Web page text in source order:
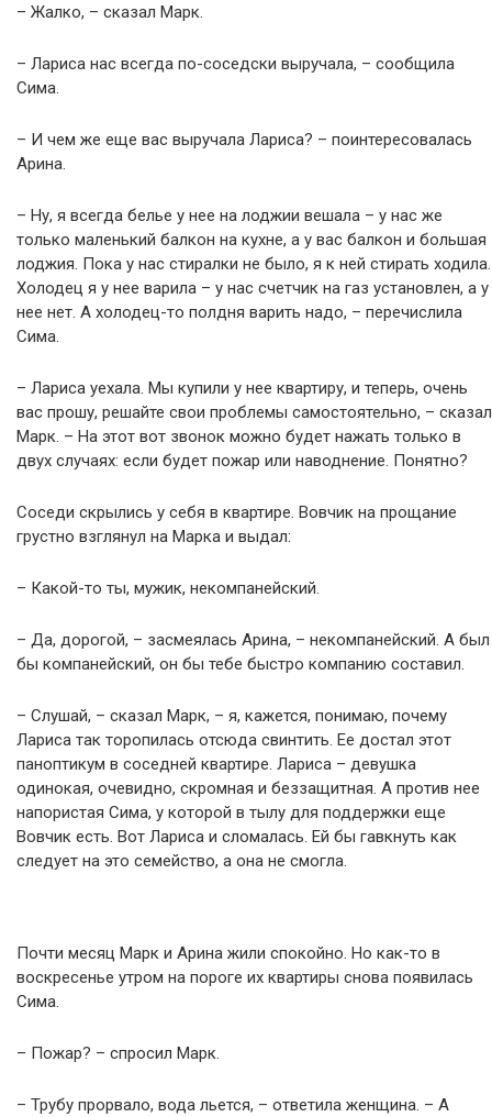
– Жалко, – сказал Марк.
– Лариса нас всегда по-соседски выручала, – сообщила
Сима.
– И чем же еще вас выручала Лариса? – поинтересовалась
Арина.
– Ну, я всегда белье у нее на лоджии вешала – у нас же
только маленький балкон на кухне, а у вас балкон и большая
лоджия. Пока у нас стиралки не было, я к ней стирать ходила.
Холодец я у нее варила – у нас счетчик на газ установлен, а у
нее нет. А холодец-то полдня варить надо, – перечислила
Сима.
– Лариса уехала. Мы купили у нее квартиру, и теперь, очень
вас прошу, решайте свои проблемы самостоятельно, – сказал
Марк. – На этот вот звонок можно будет нажать только в
двух случаях: если будет пожар или наводнение. Понятно?
Соседи скрылись у себя в квартире. Вовчик на прощание
грустно взглянул на Марка и выдал:
– Какой-то ты, мужик, некомпанейский.
– Да, дорогой, – засмеялась Арина, – некомпанейский. А был
бы компанейский, он бы тебе быстро компанию составил.
– Слушай, – сказал Марк, – я, кажется, понимаю, почему
Лариса так торопилась отсюда свинтить. Ее достал этот
паноптикум в соседней квартире. Лариса – девушка
одинокая, очевидно, скромная и беззащитная. А против нее
напористая Сима, у которой в тылу для поддержки еще
Вовчик есть. Вот Лариса и сломалась. Ей бы гавкнуть как
следует на это семейство, а она не смогла.
Почти месяц Марк и Арина жили спокойно. Но как-то в
воскресенье утром на пороге их квартиры снова появилась
Сима.
– Пожар? – спросил Марк.
– Трубу прорвало, вода льется, – ответила женщина. – А